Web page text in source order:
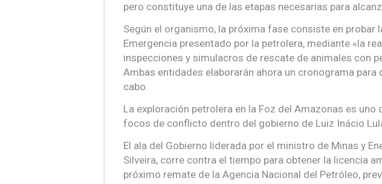
pero constituye una de las etapas necesarias para
Según el organismo, la próxima fase consiste en probar
Emergencia presentado por la petrolera, mediante «la
inspecciones y simulacros de rescate de animales con
Ambas entidades elaborarán ahora un cronograma para
cabo.
La exploración petrolera en la Foz del Amazonas es uno
focos de conflicto dentro del gobierno de Luiz Inácio
El ala del Gobierno liderada por el ministro de Minas y
Silveira, corre contra el tiempo para obtener la licencia
próximo remate de la Agencia Nacional del Petróleo,